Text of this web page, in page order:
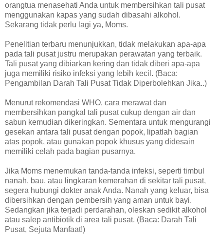
orangtua menasehati Anda untuk membersihkan tali pusat
menggunakan kapas yang sudah dibasahi alkohol.
Sekarang tidak perlu lagi ya, Moms.
Penelitian terbaru menunjukkan, tidak melakukan apa-apa
pada tali pusat justru merupakan perawatan yang terbaik.
Tali pusat yang dibiarkan kering dan tidak diberi apa-apa
juga memiliki risiko infeksi yang lebih kecil. (Baca:
Pengambilan Darah Tali Pusat Tidak Diperbolehkan Jika..)
Menurut rekomendasi WHO, cara merawat dan
membersihkan pangkal tali pusat cukup dengan air dan
sabun kemudian dikeringkan. Sementara untuk mengurangi
gesekan antara tali pusat dengan popok, lipatlah bagian
atas popok, atau gunakan popok khusus yang didesain
memiliki celah pada bagian pusarnya.
Jika Moms menemukan tanda-tanda infeksi, seperti timbul
nanah, bau, atau lingkaran kemerahan di sekitar tali pusat,
segera hubungi dokter anak Anda. Nanah yang keluar, bisa
dibersihkan dengan pembersih yang aman untuk bayi.
Sedangkan jika terjadi perdarahan, oleskan sedikit alkohol
atau salep antibiotik di area tali pusat. (Baca: Darah Tali
Pusat, Sejuta Manfaat!)